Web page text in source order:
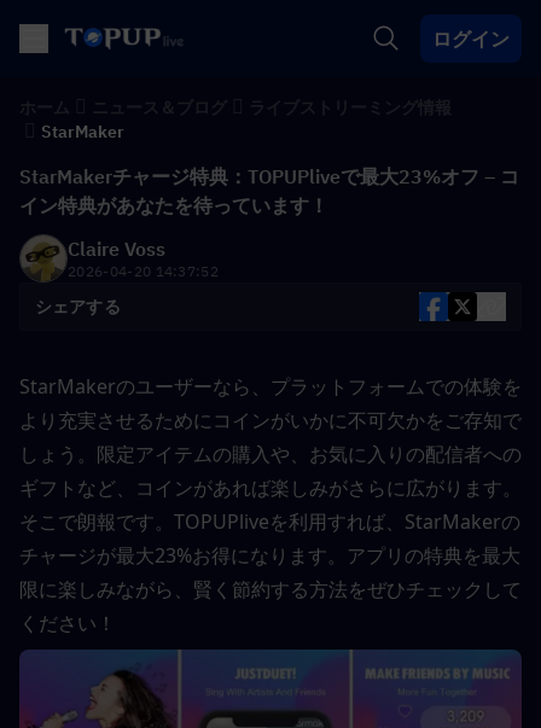
ログイン
StarMaker
StarMakerチャージ特典：TOPUPliveで最大23%オフ – コ
イン特典があなたを待っています！
Claire Voss
2026-04-20 14:37:52
シェアする
StarMakerのユーザーなら、プラットフォームでの体験を
より充実させるためにコインがいかに不可欠かをご存知で
しょう。限定アイテムの購入や、お気に入りの配信者への
ギフトなど、コインがあれば楽しみがさらに広がります。
そこで朗報です。TOPUPliveを利用すれば、StarMakerの
チャージが最大23%お得になります。アプリの特典を最大
限に楽しみながら、賢く節約する方法をぜひチェックして
ください！